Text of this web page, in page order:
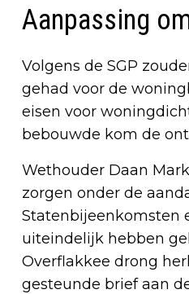
Aanpassing
Volgens de SGP
gehad voor de
eisen voor
bebouwde kom de
Wethouder Daan
zorgen onder de
Statenbijeenkomsten
uiteindelijk hebben
Overflakkee drong
gesteunde brief aan